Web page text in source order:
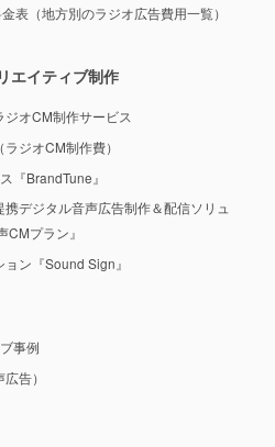
表（地方別のラジオ広告費用一覧）
エイティブ制作
オCM制作サービス
ジオCM制作費）
『BrandTune』
デジタル音声広告制作＆配信ソリュ
CMプラン』
ン『Sound Sign』
事例
告）